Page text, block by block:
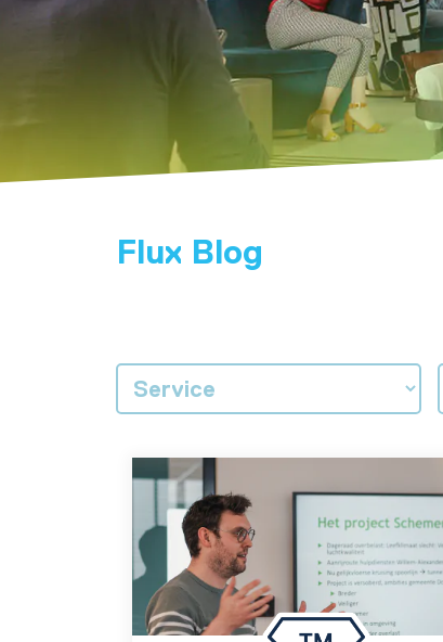
Flux Blog